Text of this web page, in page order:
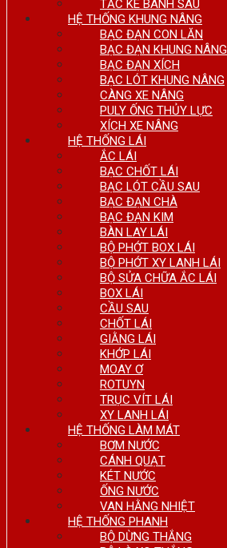
TẮC KÊ BÁNH SAU
HỆ THỐNG KHUNG NÂNG
BẠC ĐẠN CON LĂN
BẠC ĐẠN KHUNG NÂNG
BẠC ĐẠN XÍCH
BẠC LÓT KHUNG NÂNG
CÀNG XE NÂNG
PULY ỐNG THỦY LỰC
XÍCH XE NÂNG
HỆ THỐNG LÁI
ẮC LÁI
BẠC CHỐT LÁI
BẠC LÓT CẦU SAU
BẠC ĐẠN CHÀ
BẠC ĐẠN KIM
BÀN LAY LÁI
BỘ PHỚT BOX LÁI
BỘ PHỚT XY LANH LÁI
BỘ SỬA CHỮA ẮC LÁI
BOX LÁI
CẦU SAU
CHỐT LÁI
GIẰNG LÁI
KHỚP LÁI
MOAY Ơ
ROTUYN
TRỤC VÍT LÁI
XY LANH LÁI
HỆ THỐNG LÀM MÁT
BƠM NƯỚC
CÁNH QUẠT
KÉT NƯỚC
ỐNG NƯỚC
VAN HẰNG NHIỆT
HỆ THỐNG PHANH
BỘ DỪNG THẮNG